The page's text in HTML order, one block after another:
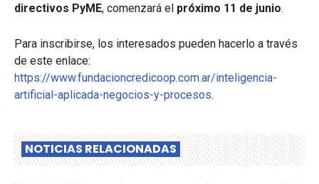
directivos PyME, comenzará el próximo 11 de junio.
Para inscribirse, los interesados pueden hacerlo a través
de este enlace:
https://www.fundacioncredicoop.com.ar/inteligencia-
artificial-aplicada-negocios-y-procesos.
NOTICIAS RELACIONADAS